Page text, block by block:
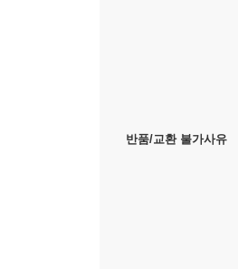
반품/교환 불가사유